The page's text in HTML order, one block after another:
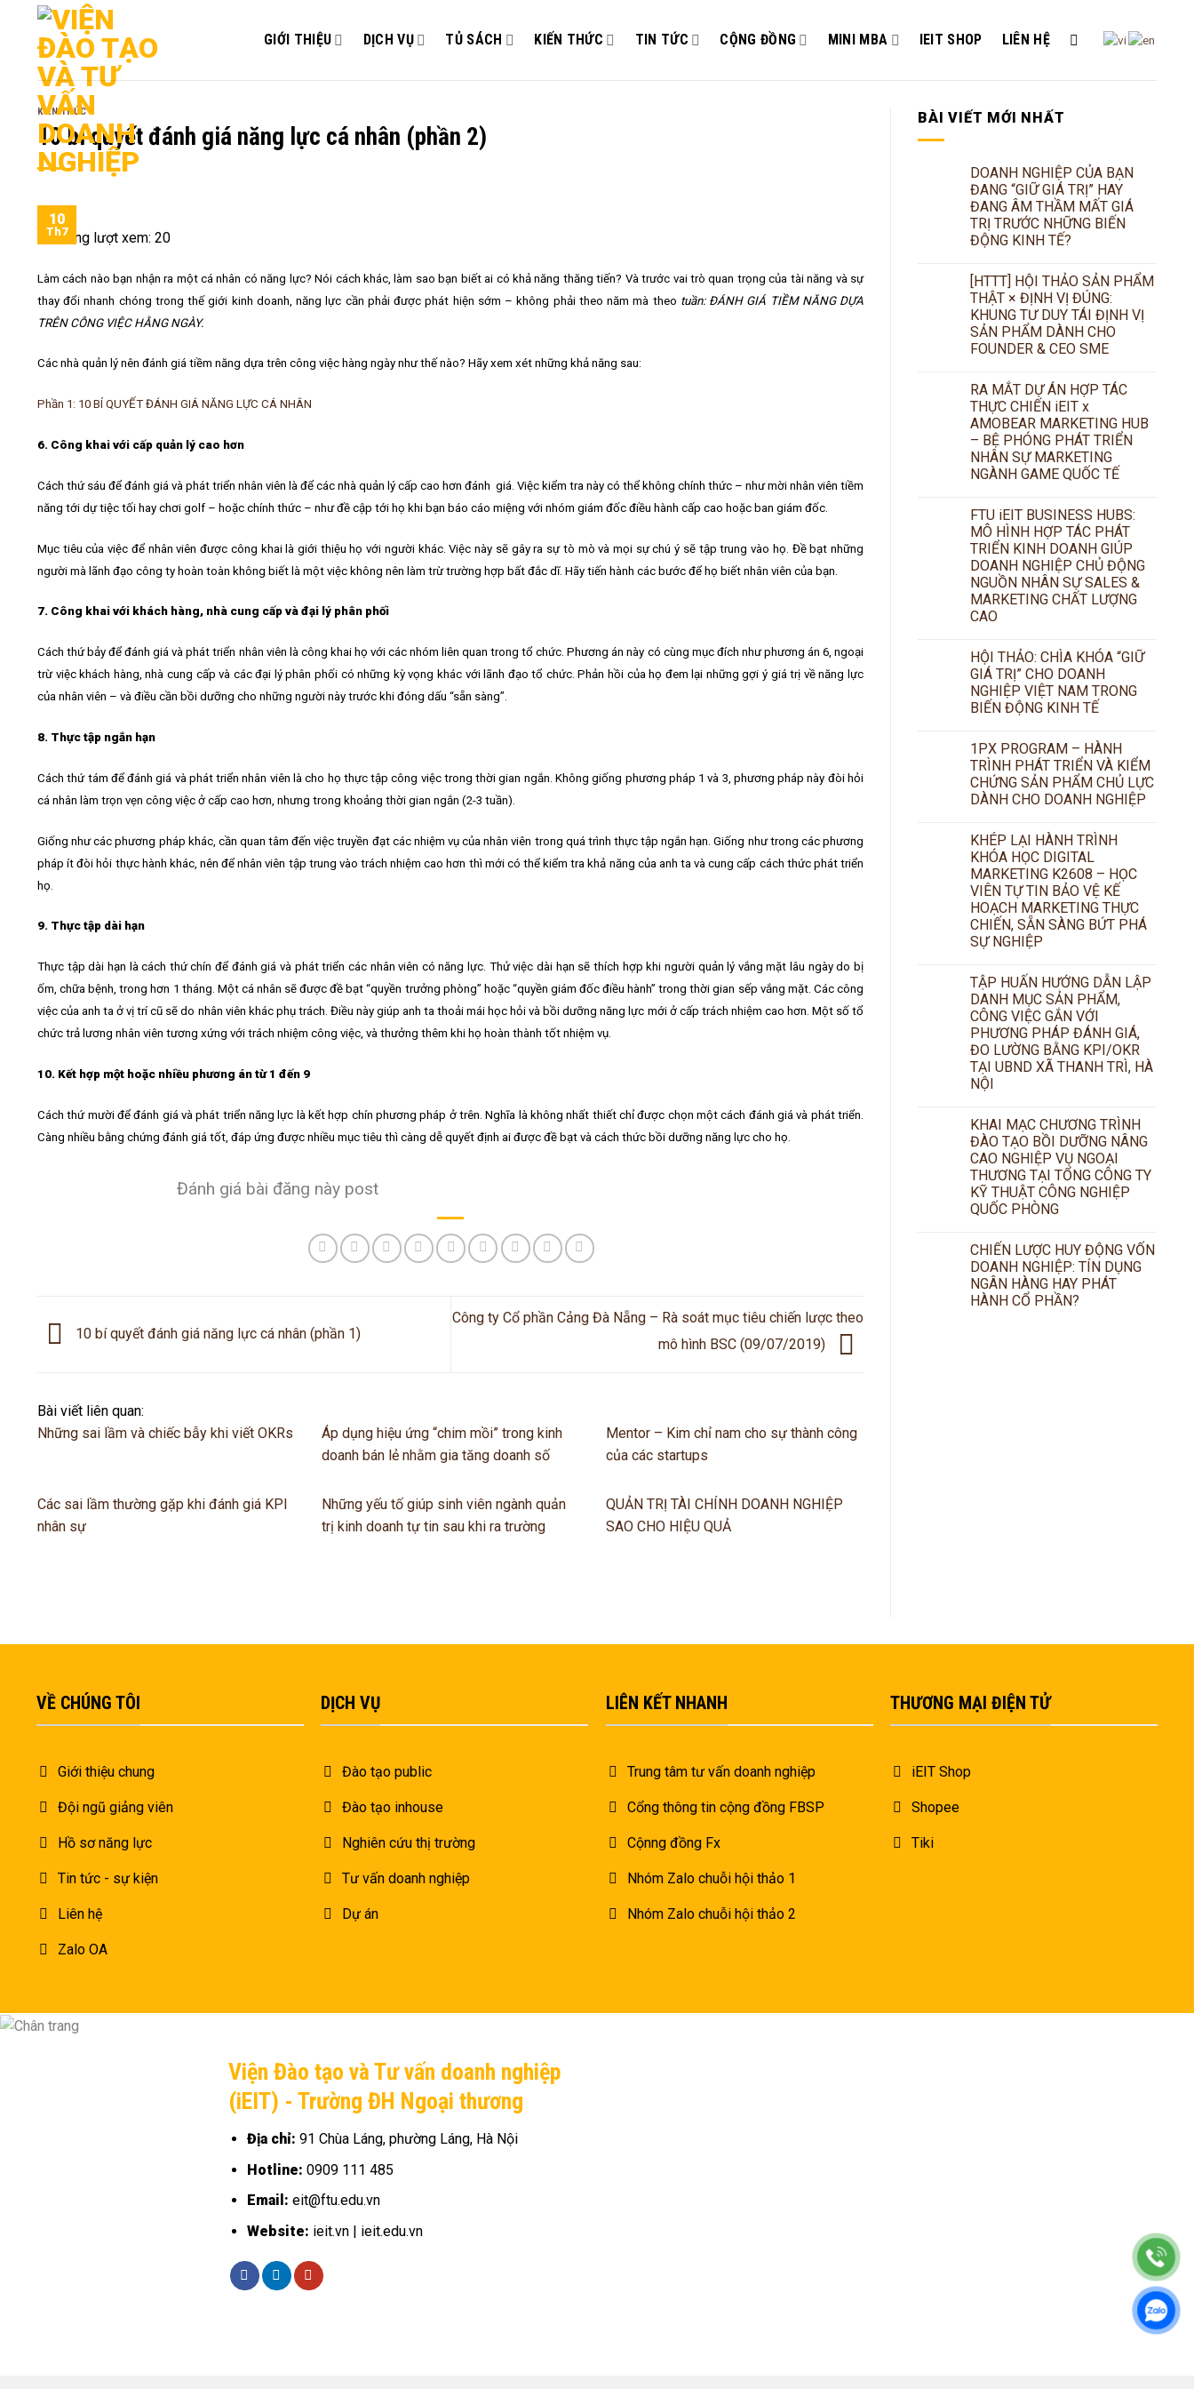
GIỚI THIỆU DỊCH VỤ TỦ SÁCH KIẾN THỨC TIN TỨC CỘNG ĐỒNG MINI MBA IEIT SHOP LIÊN HỆ
KIẾN THỨC
10 bí quyết đánh giá năng lực cá nhân (phần 2)
10
Th7Tổng lượt xem: 20
Làm cách nào bạn nhận ra một cá nhân có năng lực? Nói cách khác, làm sao bạn biết ai có khả năng thăng tiến? Và trước vai trò quan trọng của tài năng và sự
thay đổi nhanh chóng trong thế giới kinh doanh, năng lực cần phải được phát hiện sớm – không phải theo năm mà theo tuần: ĐÁNH GIÁ TIỀM NĂNG DỰA
TRÊN CÔNG VIỆC HẰNG NGÀY.
Các nhà quản lý nên đánh giá tiềm năng dựa trên công việc hàng ngày như thế nào? Hãy xem xét những khả năng sau:
Phần 1: 10 BÍ QUYẾT ĐÁNH GIÁ NĂNG LỰC CÁ NHÂN
6. Công khai với cấp quản lý cao hơn
Cách thứ sáu để đánh giá và phát triển nhân viên là để các nhà quản lý cấp cao hơn đánh giá. Việc kiểm tra này có thể không chính thức – như mời nhân viên tiềm
năng tới dự tiệc tối hay chơi golf – hoặc chính thức – như đề cập tới họ khi bạn báo cáo miệng với nhóm giám đốc điều hành cấp cao hoặc ban giám đốc.
Mục tiêu của việc để nhân viên được công khai là giới thiệu họ với người khác. Việc này sẽ gây ra sự tò mò và mọi sự chú ý sẽ tập trung vào họ. Đề bạt những
người mà lãnh đạo công ty hoàn toàn không biết là một việc không nên làm trừ trường hợp bất đắc dĩ. Hãy tiến hành các bước để họ biết nhân viên của bạn.
7. Công khai với khách hàng, nhà cung cấp và đại lý phân phối
Cách thứ bảy để đánh giá và phát triển nhân viên là công khai họ với các nhóm liên quan trong tổ chức. Phương án này có cùng mục đích như phương án 6, ngoại
trừ việc khách hàng, nhà cung cấp và các đại lý phân phối có những kỳ vọng khác với lãnh đạo tổ chức. Phản hồi của họ đem lại những gợi ý giá trị về năng lực
của nhân viên – và điều cần bồi dưỡng cho những người này trước khi đóng dấu “sẵn sàng”.
8. Thực tập ngắn hạn
Cách thứ tám để đánh giá và phát triển nhân viên là cho họ thực tập công việc trong thời gian ngắn. Không giống phương pháp 1 và 3, phương pháp này đòi hỏi
cá nhân làm trọn vẹn công việc ở cấp cao hơn, nhưng trong khoảng thời gian ngắn (2-3 tuần).
Giống như các phương pháp khác, cần quan tâm đến việc truyền đạt các nhiệm vụ của nhân viên trong quá trình thực tập ngắn hạn. Giống như trong các phương
pháp ít đòi hỏi thực hành khác, nên để nhân viên tập trung vào trách nhiệm cao hơn thì mới có thể kiểm tra khả năng của anh ta và cung cấp cách thức phát triển
họ.
9. Thực tập dài hạn
Thực tập dài hạn là cách thứ chín để đánh giá và phát triển các nhân viên có năng lực. Thử việc dài hạn sẽ thích hợp khi người quản lý vắng mặt lâu ngày do bị
ốm, chữa bệnh, trong hơn 1 tháng. Một cá nhân sẽ được đề bạt “quyền trưởng phòng” hoặc “quyền giám đốc điều hành” trong thời gian sếp vắng mặt. Các công
việc của anh ta ở vị trí cũ sẽ do nhân viên khác phụ trách. Điều này giúp anh ta thoải mái học hỏi và bồi dưỡng năng lực mới ở cấp trách nhiệm cao hơn. Một số tổ
chức trả lương nhân viên tương xứng với trách nhiệm công việc, và thưởng thêm khi họ hoàn thành tốt nhiệm vụ.
10. Kết hợp một hoặc nhiều phương án từ 1 đến 9
Cách thứ mười để đánh giá và phát triển năng lực là kết hợp chín phương pháp ở trên. Nghĩa là không nhất thiết chỉ được chọn một cách đánh giá và phát triển.
Càng nhiều bằng chứng đánh giá tốt, đáp ứng được nhiều mục tiêu thì càng dễ quyết định ai được đề bạt và cách thức bồi dưỡng năng lực cho họ.
Đánh giá bài đăng này post
10 bí quyết đánh giá năng lực cá nhân (phần 1)
Công ty Cổ phần Cảng Đà Nẵng – Rà soát mục tiêu chiến lược theo
mô hình BSC (09/07/2019)
Bài viết liên quan:
Những sai lầm và chiếc bẫy khi viết OKRs
Áp dụng hiệu ứng “chim mồi” trong kinh
doanh bán lẻ nhằm gia tăng doanh số
Mentor – Kim chỉ nam cho sự thành công
của các startups
Các sai lầm thường gặp khi đánh giá KPI
nhân sự
Những yếu tố giúp sinh viên ngành quản
trị kinh doanh tự tin sau khi ra trường
QUẢN TRỊ TÀI CHÍNH DOANH NGHIỆP
SAO CHO HIỆU QUẢ
BÀI VIẾT MỚI NHẤT
DOANH NGHIỆP CỦA BẠN
ĐANG “GIỮ GIÁ TRỊ” HAY
ĐANG ÂM THẦM MẤT GIÁ
TRỊ TRƯỚC NHỮNG BIẾN
ĐỘNG KINH TẾ?
[HTTT] HỘI THẢO SẢN PHẨM
THẬT × ĐỊNH VỊ ĐÚNG:
KHUNG TƯ DUY TÁI ĐỊNH VỊ
SẢN PHẨM DÀNH CHO
FOUNDER & CEO SME
RA MẮT DỰ ÁN HỢP TÁC
THỰC CHIẾN iEIT x
AMOBEAR MARKETING HUB
– BỆ PHÓNG PHÁT TRIỂN
NHÂN SỰ MARKETING
NGÀNH GAME QUỐC TẾ
FTU iEIT BUSINESS HUBS:
MÔ HÌNH HỢP TÁC PHÁT
TRIỂN KINH DOANH GIÚP
DOANH NGHIỆP CHỦ ĐỘNG
NGUỒN NHÂN SỰ SALES &
MARKETING CHẤT LƯỢNG
CAO
HỘI THẢO: CHÌA KHÓA “GIỮ
GIÁ TRỊ” CHO DOANH
NGHIỆP VIỆT NAM TRONG
BIẾN ĐỘNG KINH TẾ
1PX PROGRAM – HÀNH
TRÌNH PHÁT TRIỂN VÀ KIỂM
CHỨNG SẢN PHẨM CHỦ LỰC
DÀNH CHO DOANH NGHIỆP
KHÉP LẠI HÀNH TRÌNH
KHÓA HỌC DIGITAL
MARKETING K2608 – HỌC
VIÊN TỰ TIN BẢO VỆ KẾ
HOẠCH MARKETING THỰC
CHIẾN, SẴN SÀNG BỨT PHÁ
SỰ NGHIỆP
TẬP HUẤN HƯỚNG DẪN LẬP
DANH MỤC SẢN PHẨM,
CÔNG VIỆC GẮN VỚI
PHƯƠNG PHÁP ĐÁNH GIÁ,
ĐO LƯỜNG BẰNG KPI/OKR
TẠI UBND XÃ THANH TRÌ, HÀ
NỘI
KHAI MẠC CHƯƠNG TRÌNH
ĐÀO TẠO BỒI DƯỠNG NÂNG
CAO NGHIỆP VỤ NGOẠI
THƯƠNG TẠI TỔNG CÔNG TY
KỸ THUẬT CÔNG NGHIỆP
QUỐC PHÒNG
CHIẾN LƯỢC HUY ĐỘNG VỐN
DOANH NGHIỆP: TÍN DỤNG
NGÂN HÀNG HAY PHÁT
HÀNH CỔ PHẦN?
VỀ CHÚNG TÔI
Giới thiệu chung
Đội ngũ giảng viên
Hồ sơ năng lực
Tin tức - sự kiện
Liên hệ
Zalo OA
DỊCH VỤ
Đào tạo public
Đào tạo inhouse
Nghiên cứu thị trường
Tư vấn doanh nghiệp
Dự án
LIÊN KẾT NHANH
Trung tâm tư vấn doanh nghiệp
Cổng thông tin cộng đồng FBSP
Cộnng đồng Fx
Nhóm Zalo chuỗi hội thảo 1
Nhóm Zalo chuỗi hội thảo 2
THƯƠNG MẠI ĐIỆN TỬ
iEIT Shop
Shopee
Tiki
Viện Đào tạo và Tư vấn doanh nghiệp
(iEIT) - Trường ĐH Ngoại thương
Địa chỉ: 91 Chùa Láng, phường Láng, Hà Nội
Hotline: 0909 111 485
Email: eit@ftu.edu.vn
Website: ieit.vn | ieit.edu.vn